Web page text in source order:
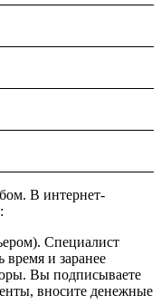
В интернет-
Специалист
время и заранее
Вы подписываете
вносите денежные